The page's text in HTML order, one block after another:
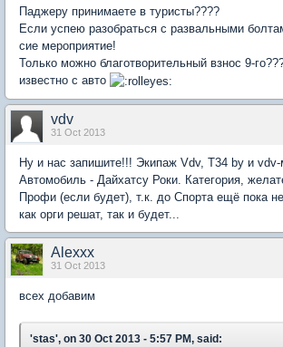
Паджеру принимаете в туристы????
Если успею разобраться с развальными
сие мероприятие!
Только можно благотворительный взнос 9-
известно с авто
vdv
31 Oct 2013
Ну и нас запишите!!! Экипаж Vdv, Т34 by и
Автомобиль - Дайхатсу Роки. Категория,
Профи (если будет), т.к. до Спорта ещё пока
как орги решат, так и будет...
Alexxx
31 Oct 2013
всех добавим
'stas', on 30 Oct 2013 - 5:57 PM, said: